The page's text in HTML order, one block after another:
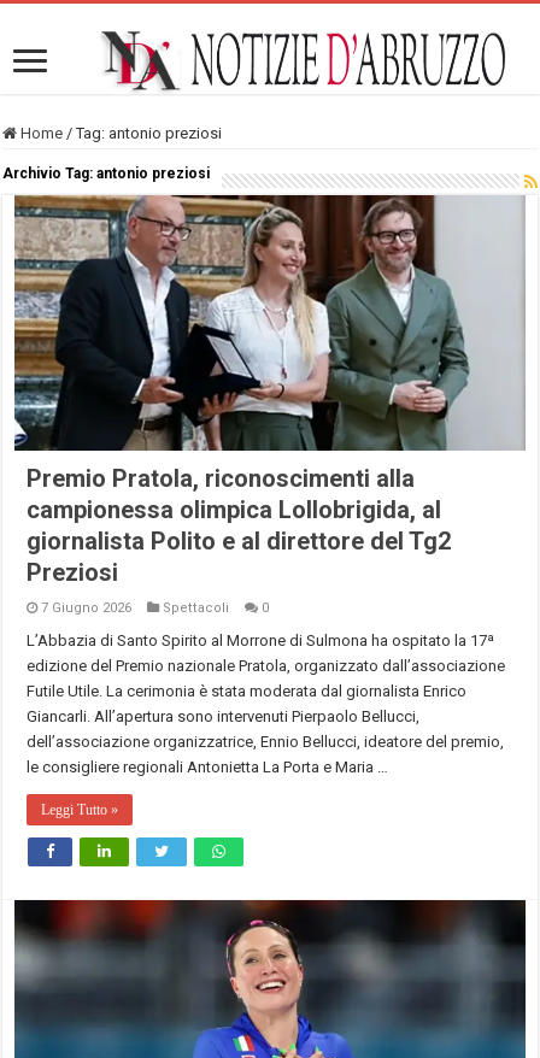
Home / Tag: antonio preziosi
Archivio Tag:antonio preziosi
Premio Pratola, riconoscimenti alla
campionessa olimpica Lollobrigida, al
giornalista Polito e al direttore del Tg2
Preziosi
7 Giugno 2026 Spettacoli 0
L’Abbazia di Santo Spirito al Morrone di Sulmona ha ospitato la 17ª
edizione del Premio nazionale Pratola, organizzato dall’associazione
Futile Utile. La cerimonia è stata moderata dal giornalista Enrico
Giancarli. All’apertura sono intervenuti Pierpaolo Bellucci,
dell’associazione organizzatrice, Ennio Bellucci, ideatore del premio,
le consigliere regionali Antonietta La Porta e Maria …
Leggi Tutto »